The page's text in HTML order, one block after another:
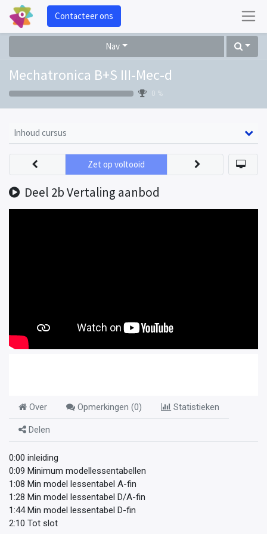
Contacteer ons
Nav
Mechatronica B+S III-Mec-d
0 %
Inhoud cursus
Deel 2b Vertaling aanbod
Zet op voltooid
Over Opmerkingen (0) Statistieken
Delen
0:00 inleiding
0:09 Minimum modellessentabellen
1:08 Min model lessentabel A-fin
1:28 Min model lessentabel D/A-fin
1:44 Min model lessentabel D-fin
2:10 Tot slot